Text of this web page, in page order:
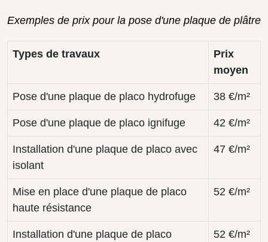
Exemples de prix pour la pose d'une plaque de plâtre
Types de travaux
Prix
moyen
Pose d'une plaque de placo hydrofuge 38 €/m²
Pose d'une plaque de placo ignifuge 42 €/m²
Installation d'une plaque de placo avec
isolant
47 €/m²
Mise en place d'une plaque de placo
haute résistance
52 €/m²
Installation d'une plaque de placo
52 €/m²